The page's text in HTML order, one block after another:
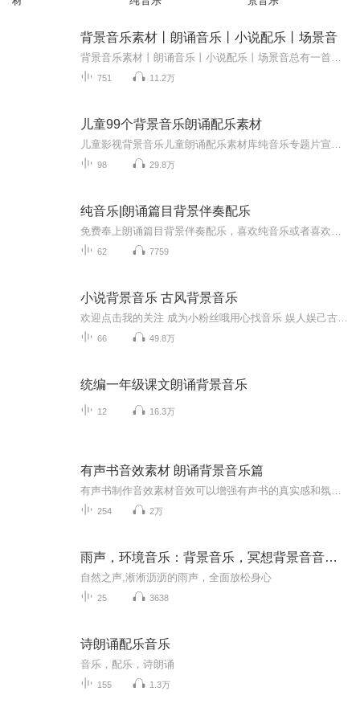
背景音乐素材丨朗诵音乐丨小说配乐丨场景音
751 11.2万
儿童99个背景音乐朗诵配乐素材
98 29.8万
纯音乐|朗诵篇目背景伴奏配乐
62 7759
小说背景音乐 古风背景音乐
66 49.8万
统编一年级课文朗诵背景音乐
12 16.3万
有声书音效素材 朗诵背景音乐篇
254 2万
雨声，环境音乐：背景音乐，冥想背景音音乐，环境声音
自然之声,淅淅沥沥的雨声，全面放松身心
25 3638
诗朗诵配乐音乐
音乐，配乐，诗朗诵
155 1.3万